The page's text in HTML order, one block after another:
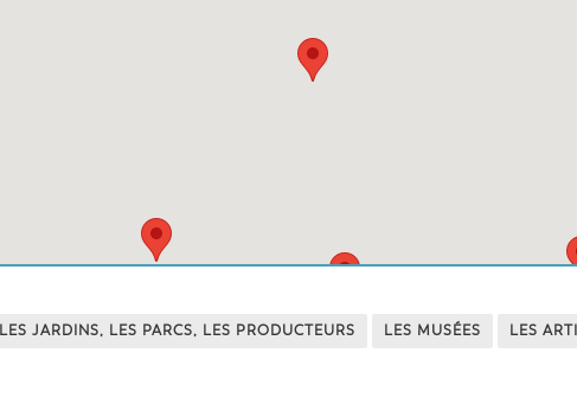
LES JARDINS, LES PARCS, LES PRODUCTEURS LES MUSÉES LES